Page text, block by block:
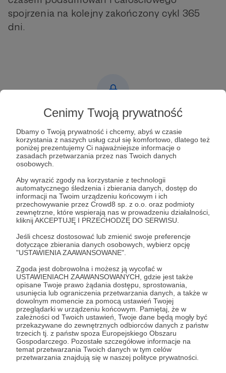
Cenimy Twoją prywatność
Dbamy o Twoją prywatność i chcemy, abyś w czasie
korzystania z naszych usług czuł się komfortowo, dlatego też
poniżej prezentujemy Ci najważniejsze informacje o
zasadach przetwarzania przez nas Twoich danych
osobowych.
Aby wyrazić zgody na korzystanie z technologii
automatycznego śledzenia i zbierania danych, dostęp do
informacji na Twoim urządzeniu końcowym i ich
przechowywanie przez Crowd8 sp. z o.o. oraz podmioty
zewnętrzne, które wspierają nas w prowadzeniu działalności,
kliknij AKCEPTUJĘ I PRZECHODZĘ DO SERWISU.
Jeśli chcesz dostosować lub zmienić swoje preferencje
dotyczące zbierania danych osobowych, wybierz opcję
"USTAWIENIA ZAAWANSOWANE".
Zgoda jest dobrowolna i możesz ją wycofać w
USTAWIENIACH ZAAWANSOWANYCH, gdzie jest także
opisane Twoje prawo żądania dostępu, sprostowania,
usunięcia lub ograniczenia przetwarzania danych, a także w
dowolnym momencie za pomocą ustawień Twojej
przeglądarki w urządzeniu końcowym. Pamiętaj, że w
zależności od Twoich ustawień, Twoje dane będą mogły być
przekazywane do zewnętrznych odbiorców danych z państw
trzecich tj. z państw spoza Europejskiego Obszaru
Gospodarczego. Pozostałe szczegółowe informacje na
temat przetwarzania Twoich danych w tym celów
przetwarzania znajdują się w naszej polityce prywatności.
spojrzenia na kolejny zakończony cykl 365
dni.
Post dostępny tylko dla Patronów
Aby zobaczyć ten materiał musisz być zalogowany
Zaloguj się
Udostępnij
Filozofuj!
Zobacz profil autora
Zobacz również